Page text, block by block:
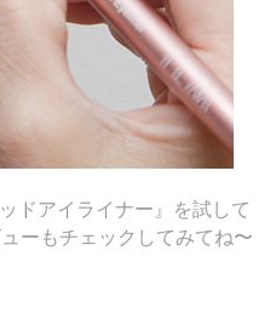
ドアイライナー』を試して
ーもチェックしてみてね〜